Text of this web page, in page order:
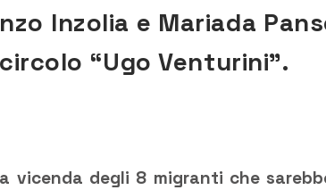
Inzolia e Mariada
“Ugo Venturini”.
vicenda degli 8 migranti che